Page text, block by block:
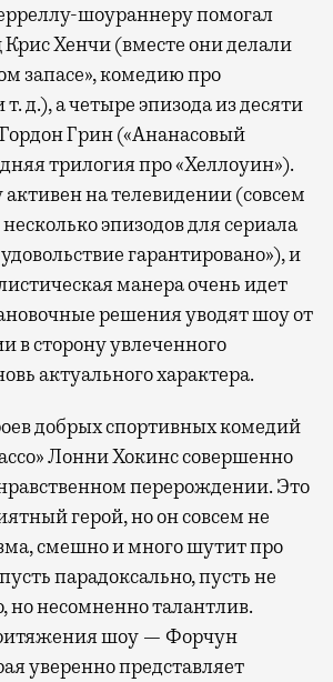
шоураннеру помогал
Хенчи (вместе они делали
запасе», комедию про
д.), а четыре эпизода из десяти
Грин («Ананасовый
трилогия про «Хеллоуин»).
активен на телевидении (совсем
эпизодов для сериала
гарантировано»), и
манера очень идет
решения уводят шоу от
в сторону увлеченного
актуального характера.
добрых спортивных комедий
Лонни Хокинс совершенно
перерождении. Это
герой, но он совсем не
смешно и много шутит про
парадоксально, пусть не
но несомненно талантлив.
шоу — Форчун
уверенно представляет